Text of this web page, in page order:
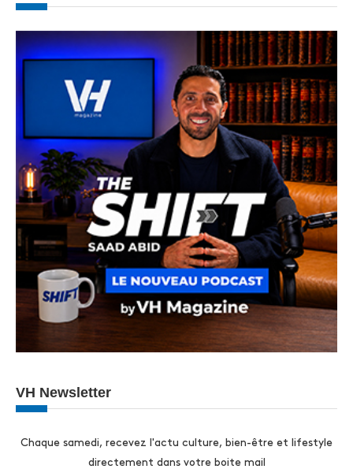
VH Newsletter
Chaque samedi, recevez l'actu culture, bien-être et lifestyle
directement dans votre boite mail